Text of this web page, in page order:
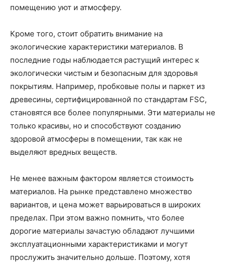
помещению уют и атмосферу.
Кроме того, стоит обратить внимание на
экологические характеристики материалов. В
последние годы наблюдается растущий интерес к
экологически чистым и безопасным для здоровья
покрытиям. Например, пробковые полы и паркет из
древесины, сертифицированной по стандартам FSC,
становятся все более популярными. Эти материалы не
только красивы, но и способствуют созданию
здоровой атмосферы в помещении, так как не
выделяют вредных веществ.
Не менее важным фактором является стоимость
материалов. На рынке представлено множество
вариантов, и цена может варьироваться в широких
пределах. При этом важно помнить, что более
дорогие материалы зачастую обладают лучшими
эксплуатационными характеристиками и могут
прослужить значительно дольше. Поэтому, хотя